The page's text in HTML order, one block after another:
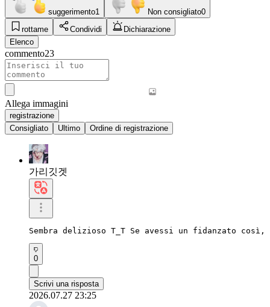
suggerimento1 Non consigliato0
rottame
Condividi
Dichiarazione
Elenco
commento23
Allega immagini
registrazione
Consigliato
Ultimo Ordine di registrazione
가리깃겟
Sembra delizioso T_T Se avessi un fidanzato
0
Scrivi una risposta
2026.07.27 23:25